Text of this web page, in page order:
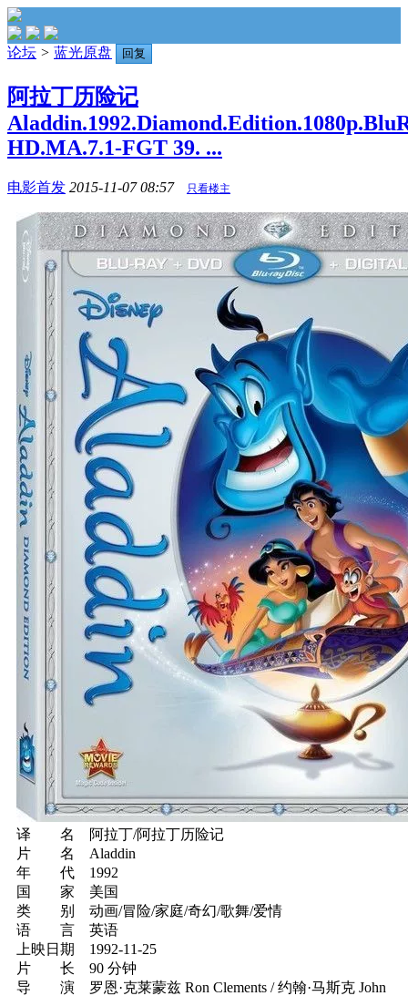
论坛 > 蓝光原盘 回复
阿拉丁历险记
HD.MA.7.1-FGT 39. ...
电影首发 2015-11-07 08:57 只看楼主
译 名 阿拉丁/阿拉丁历险记
片 名 Aladdin
年 代 1992
国 家 美国
类 别 动画/冒险/家庭/奇幻/歌舞/爱情
语 言 英语
上映日期 1992-11-25
片 长 90 分钟
导 演 罗恩·克莱蒙兹 Ron Clements / 约翰·马斯克 John